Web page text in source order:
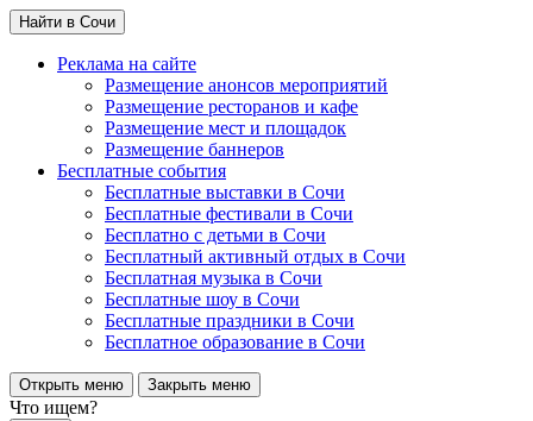
Найти в Сочи
Реклама на сайте
Размещение анонсов мероприятий
Размещение ресторанов и кафе
Размещение мест и площадок
Размещение баннеров
Бесплатные события
Бесплатные выставки в Сочи
Бесплатные фестивали в Сочи
Бесплатно с детьми в Сочи
Бесплатный активный отдых в Сочи
Бесплатная музыка в Сочи
Бесплатные шоу в Сочи
Бесплатные праздники в Сочи
Бесплатное образование в Сочи
Открыть меню Закрыть меню
Что ищем?